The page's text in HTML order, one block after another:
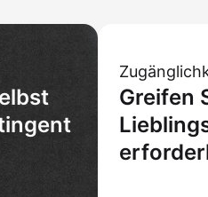
Greifen